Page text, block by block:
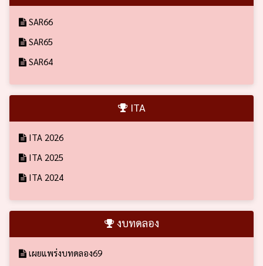
SAR66
SAR65
SAR64
ITA
ITA 2026
ITA 2025
ITA 2024
งบทดลอง
เผยแพร่งบทดลอง69